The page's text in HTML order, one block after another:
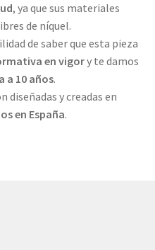
, ya que sus materiales
de níquel.
de saber que esta pieza
en vigory te damos
a 10 años.
diseñadas y creadas en
en España.